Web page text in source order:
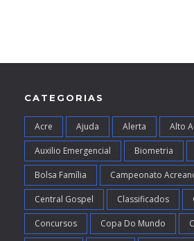
CATEGORIAS
Acre Ajuda Alerta Alto
Auxilio Emergencial Biometria
Bolsa Família Campeonato
Central Gospel Classificados
Concursos Copa Do Mundo